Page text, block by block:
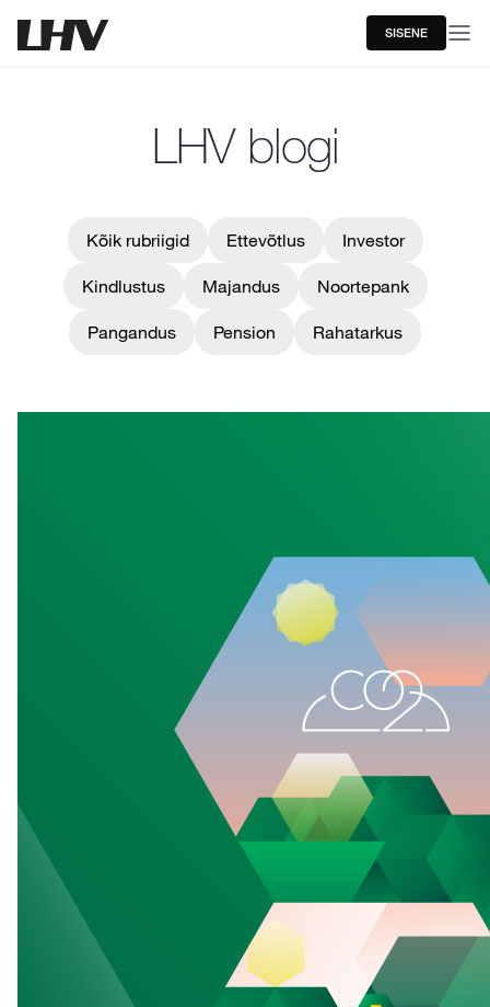
SISENE
LHV blogi
Kõik rubriigid Ettevõtlus Investor
Kindlustus Majandus Noortepank
Pangandus Pension Rahatarkus